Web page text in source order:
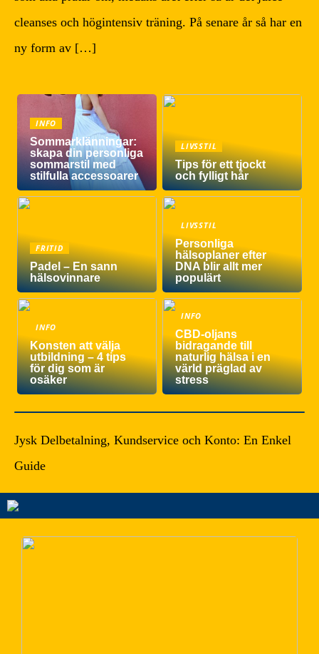
cleanses och högintensiv träning. På senare år så har en
ny form av […]
INFO
Sommarklänningar:
skapa din personliga
sommarstil med
stilfulla accessoarer
LIVSSTIL
Tips för ett tjockt
och fylligt hår
FRITID
Padel – En sann
hälsovinnare
LIVSSTIL
Personliga
hälsoplaner efter
DNA blir allt mer
populärt
INFO
Konsten att välja
utbildning – 4 tips
för dig som är
osäker
INFO
CBD-oljans
bidragande till
naturlig hälsa i en
värld präglad av
stress
Jysk Delbetalning, Kundservice och Konto: En Enkel
Guide